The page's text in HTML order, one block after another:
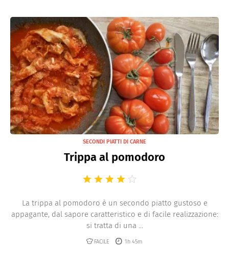
SECONDI PIATTI DI CARNE
Trippa al pomodoro
La trippa al pomodoro è un secondo piatto gustoso e
appagante, dal sapore caratteristico e di facile realizzazione:
si tratta di una ...
FACILE 1h 45m